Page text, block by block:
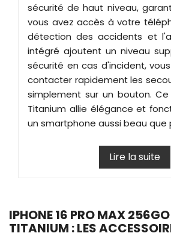
sécurité de haut niveau,
vous avez accès à votre
détection des accidents et
intégré ajoutent un niveau
sécurité en cas d'incident,
contacter rapidement les
simplement sur un bouton.
Titanium allie élégance et
un smartphone aussi beau que
Lire la suite
IPHONE 16 PRO MAX
TITANIUM : LES